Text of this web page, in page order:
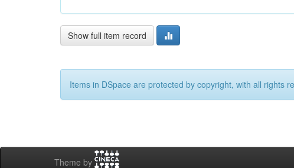
Show full item record
Items in DSpace are protected by copyright, with all rights
Theme by